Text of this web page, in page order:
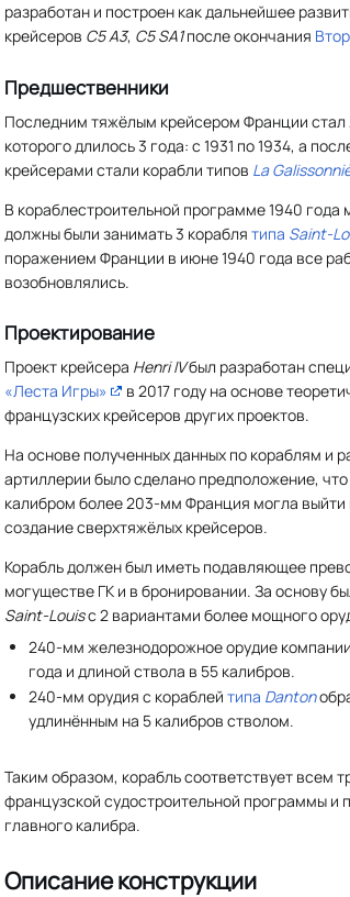
разработан и построен как дальнейшее
крейсеров C5 A3, C5 SA1после окончания
Предшественники
Последним тяжёлым крейсером Франции стал
которого длилось 3 года: с 1931 по 1934, а
крейсерами стали корабли типов La
В кораблестроительной программе 1940 года
должны были занимать 3 корабля типа Saint-
поражением Франции в июне 1940 года все
возобновлялись.
Проектирование
Проект крейсера Henri IVбыл разработан
«Леста Игры»
в 2017 году на основе
французских крейсеров других проектов.
На основе полученных данных по кораблям и
артиллерии было сделано предположение,
калибром более 203-мм Франция могла выйти
создание сверхтяжёлых крейсеров.
Корабль должен был иметь подавляющее
могуществе ГК и в бронировании. За основу
Saint-Louisс 2 вариантами более мощного
240-мм железнодорожное орудие компании
года и длиной ствола в 55 калибров.
240-мм орудия с кораблейтипа Danton
удлинённым на 5 калибров стволом.
Таким образом, корабль соответствует всем
французской судостроительной программы
главного калибра.
Описание конструкции